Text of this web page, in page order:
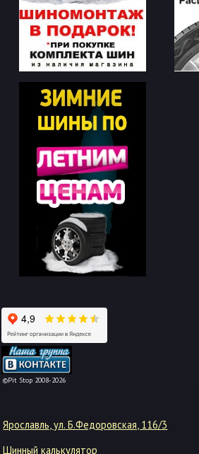
©Pit Stop 2008-2026
-->
Ярославль, ул. Б.Федоровская, 116/3
Шинный калькулятор